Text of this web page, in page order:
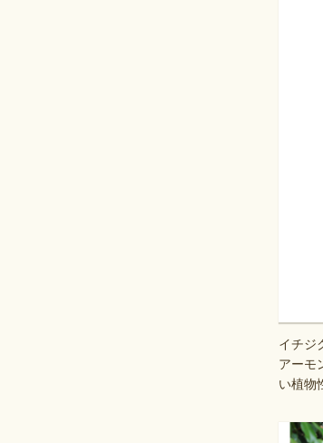
イチジ
アーモ
い植物